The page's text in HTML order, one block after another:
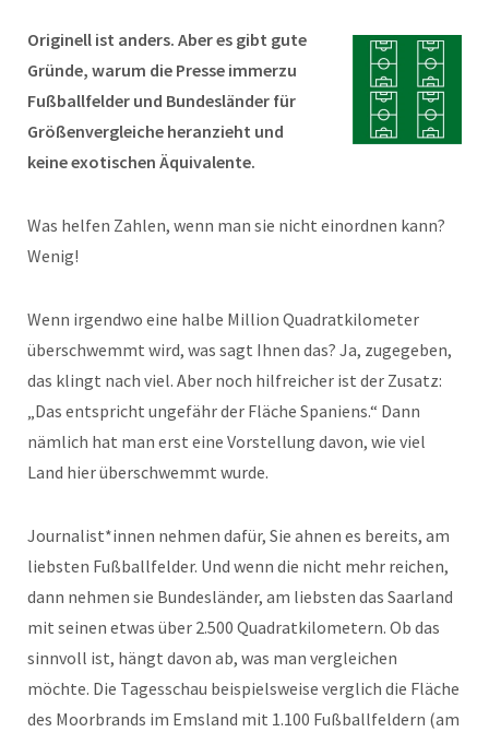
Originell ist anders. Aber es gibt gute
Gründe, warum die Presse immerzu
Fußballfelder und Bundesländer für
Größenvergleiche heranzieht und
keine exotischen Äquivalente.
Was helfen Zahlen, wenn man sie nicht einordnen kann?
Wenig!
Wenn irgendwo eine halbe Million Quadratkilometer
überschwemmt wird, was sagt Ihnen das? Ja, zugegeben,
das klingt nach viel. Aber noch hilfreicher ist der Zusatz:
„Das entspricht ungefähr der Fläche Spaniens.“ Dann
nämlich hat man erst eine Vorstellung davon, wie viel
Land hier überschwemmt wurde.
Journalist*innen nehmen dafür, Sie ahnen es bereits, am
liebsten Fußballfelder. Und wenn die nicht mehr reichen,
dann nehmen sie Bundesländer, am liebsten das Saarland
mit seinen etwas über 2.500 Quadratkilometern. Ob das
sinnvoll ist, hängt davon ab, was man vergleichen
möchte. Die Tagesschau beispielsweise verglich die Fläche
des Moorbrands im Emsland mit 1.100 Fußballfeldern (am